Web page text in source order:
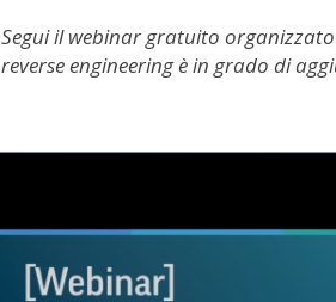
Segui il webinar gratuito organizzato
reverse engineering è in grado di